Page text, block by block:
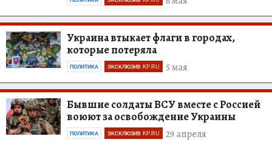
Украина втыкает флаги в городах,
которые потеряла
5 мая
ПОЛИТИКА ЭКСКЛЮЗИВ KP.RU
Бывшие солдаты ВСУ вместе с Россией
воюют за освобождение Украины
29 апреля
ПОЛИТИКА ЭКСКЛЮЗИВ KP.RU